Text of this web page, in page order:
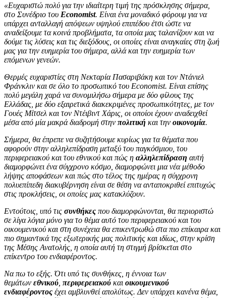
«Ευχαριστώ πολύ για την ιδιαίτερη τιμή της πρόσκλησης σήμερα,
στο Συνέδριο του Economist. Είναι ένα μοναδικό φόρουμ για να
υπάρχει ανταλλαγή απόψεων υψηλού επιπέδου έτσι ώστε να
αναδείξουμε τα κοινά προβλήματα, τα οποία μας ταλανίζουν και να
δούμε τις λύσεις και τις διεξόδους, οι οποίες είναι αναγκαίες στη ζωή
μας για την ευημερία του σήμερα, αλλά και την ευημερία των
επόμενων γενεών.
Θερμές ευχαριστίες στη Νεκταρία Πασαριβάκη και τον Ντάνιελ
Φράνκλιν και σε όλο το προσωπικό του Economist. Είναι επίσης
πολύ μεγάλη χαρά να συνομιλήσω σήμερα με δύο φίλους της
Ελλάδας, με δύο εξαιρετικά διακεκριμένες προσωπικότητες, με τον
Γουές Μίτσελ και τον Ντέιβιντ Χάρις, οι οποίοι έχουν αναδειχθεί
μέσα από μία μακρά διαδρομή στην πολιτική και την οικονομία.
Σήμερα, θα έπρεπε να συζητήσουμε κυρίως για τα θέματα που
αφορούν στην αλληλεπίδραση μεταξύ του παγκόσμιου, του
περιφερειακού και του εθνικού και πώς η αλληλεπίδραση αυτή
διαμορφώνει ένα σύγχρονο κόσμο, διαμορφώνει μια νέα μέθοδο
λήψης αποφάσεων και πώς στο τέλος της ημέρας η σύγχρονη
πολυεπίπεδη διακυβέρνηση είναι σε θέση να ανταποκριθεί επιτυχώς
στις προκλήσεις, οι οποίες μας κατακλύζουν.
Εντούτοις, υπό τις συνθήκες που διαμορφώνονται, θα περιοριστώ
σε λίγα λόγια μόνο για το θέμα αυτό του περιφερειακού και του
οικουμενικού και στη συνέχεια θα επικεντρωθώ στα πιο επίκαιρα και
πιο σημαντικά της εξωτερικής μας πολιτικής και ιδίως, στην κρίση
της Μέσης Ανατολής, η οποία αυτή τη στιγμή βρίσκεται στο
επίκεντρο του ενδιαφέροντος.
Να πω το εξής. Ότι υπό τις συνθήκες, η έννοια των
θεμάτων εθνικού περιφερειακού και οικουμενικού
ενδιαφέροντος έχει αμβλυνθεί απολύτως. Δεν υπάρχει κανένα θέμα,